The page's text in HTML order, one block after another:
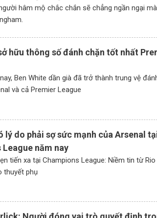
hâm mộ chắc chắn sẽ chẳng ngần ngại
hữu thông số đánh chặn tốt nhất
Ben White dần già đã trở thành trung vệ
và cả Premier League
lý do phải sợ sức mạnh của Arsenal
League năm nay
tiến xa tại Champions League: Niềm tin từ Rio
thuyết phụ